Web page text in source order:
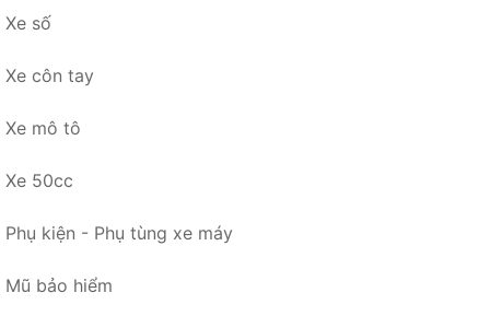
Xe số
Xe côn tay
Xe mô tô
Xe 50cc
Phụ kiện - Phụ tùng xe máy
Mũ bảo hiểm